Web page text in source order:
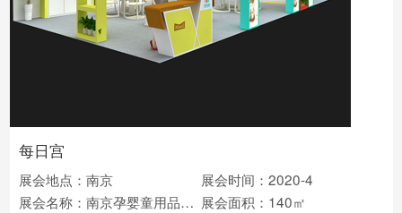
每日宫
展会地点：南京
展会时间：2020-4
展会名称：南京孕婴童用品展览会 展会面积：140㎡